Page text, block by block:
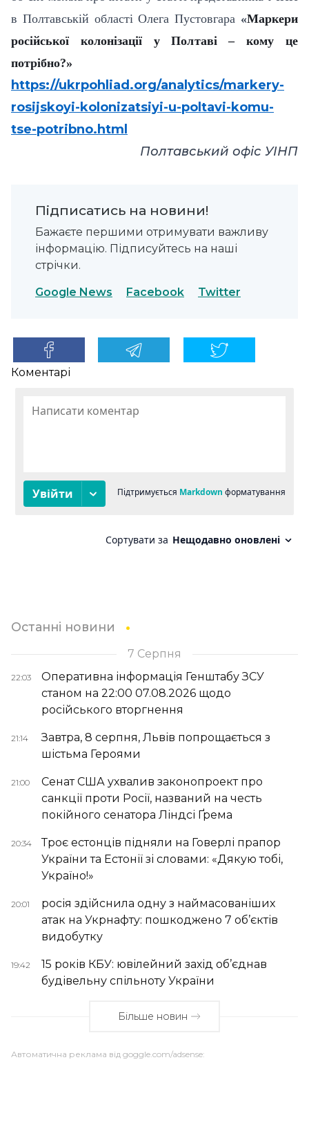
в Полтавській області Олега Пустовгара «Маркери
російської колонізації у Полтаві – кому це
потрібно?»
https://ukrpohliad.org/analytics/markery-
rosijskoyi-kolonizatsiyi-u-poltavi-komu-
tse-potribno.html
Полтавський офіс УІНП
Підписатись на новини!
Бажаєте першими отримувати важливу
інформацію. Підписуйтесь на наші
стрічки.
Google News Facebook Twitter
Коментарі
Останні новини
7 Серпня
22:03
Оперативна інформація Генштабу ЗСУ
станом на 22:00 07.08.2026 щодо
російського вторгнення
21:14
Завтра, 8 серпня, Львів попрощається з
шістьма Героями
21:00
Сенат США ухвалив законопроект про
санкції проти Росії, названий на честь
покійного сенатора Ліндсі Ґрема
20:34
Троє естонців підняли на Говерлі прапор
України та Естонії зі словами: «Дякую тобі,
Україно!»
20:01
росія здійснила одну з наймасованіших
атак на Укрнафту: пошкоджено 7 об’єктів
видобутку
19:42
15 років КБУ: ювілейний захід об’єднав
будівельну спільноту України
Більше новин
Автоматична реклама від goggle.com/adsense: